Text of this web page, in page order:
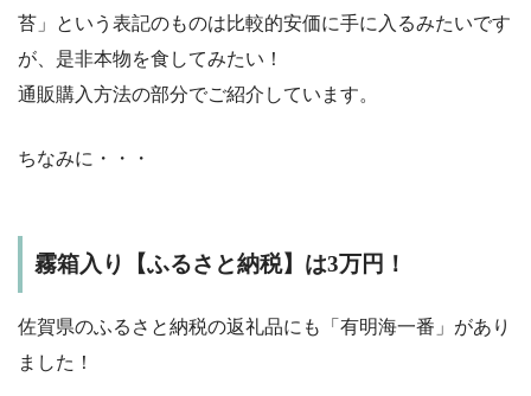
苔」という表記のものは比較的安価に手に入るみたいです
が、是非本物を食してみたい！
通販購入方法の部分でご紹介しています。
ちなみに・・・
霧箱入り【ふるさと納税】は3万円！
佐賀県のふるさと納税の返礼品にも「有明海一番」があり
ました！